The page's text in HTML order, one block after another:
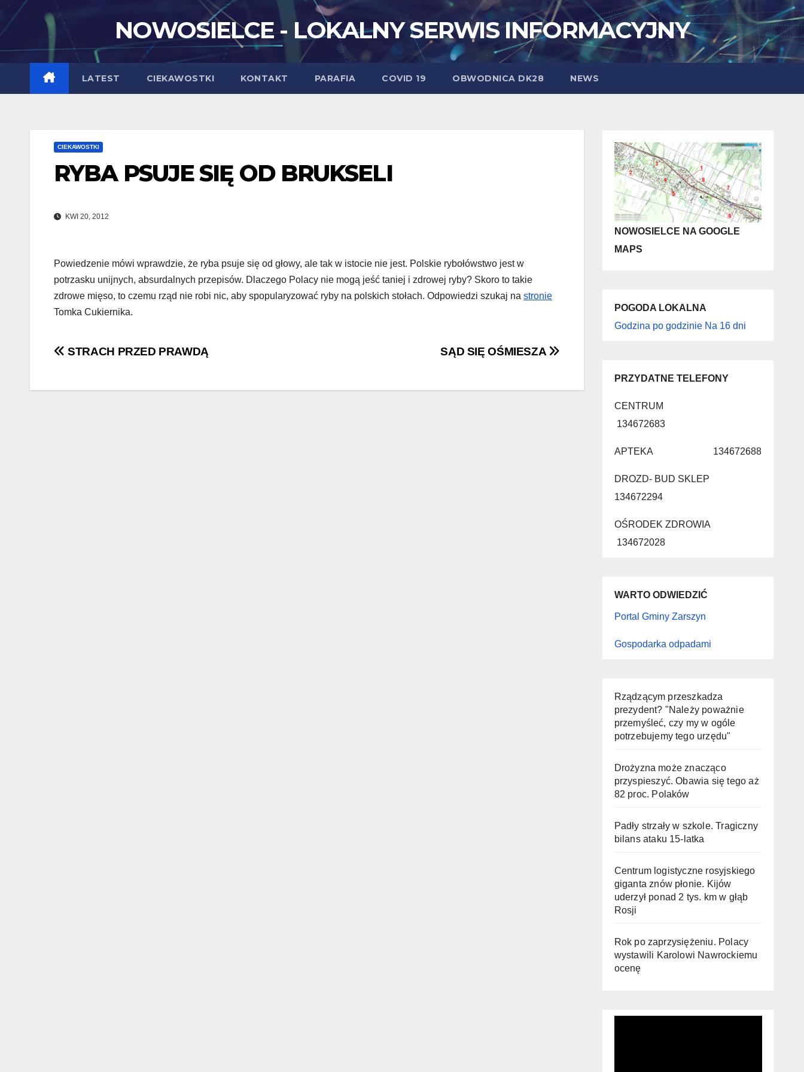
Skip
to
NOWOSIELCE - LOKALNY SERWIS INFORMACYJNY
LATEST CIEKAWOSTKI KONTAKT PARAFIA COVID 19 OBWODNICA DK28 NEWS
CIEKAWOSTKI
RYBA PSUJE SIĘ OD BRUKSELI
KWI 20, 2012
Powiedzenie mówi wprawdzie, że ryba psuje się od głowy, ale tak w istocie nie jest. Polskie rybołówstwo jest w
potrzasku unijnych, absurdalnych przepisów. Dlaczego Polacy nie mogą jeść taniej i zdrowej ryby? Skoro to takie
zdrowe mięso, to czemu rząd nie robi nic, aby spopularyzować ryby na polskich stołach. Odpowiedzi szukaj na stronie
Tomka Cukiernika.
Nawigacja
SĄD SIĘ OŚMIESZA
STRACH PRZED PRAWDĄ
NOWOSIELCE NA GOOGLE
MAPS
POGODA LOKALNA
Godzina po godzinie Na 16 dni
PRZYDATNE TELEFONY
CENTRUM
134672683
APTEKA 134672688
DROZD- BUD SKLEP
134672294
OŚRODEK ZDROWIA
134672028
WARTO ODWIEDZIĆ
Portal Gminy Zarszyn
Gospodarka odpadami
Rządzącym przeszkadza
prezydent? "Należy poważnie
przemyśleć, czy my w ogóle
potrzebujemy tego urzędu"
Drożyzna może znacząco
przyspieszyć. Obawia się tego aż
82 proc. Polaków
Padły strzały w szkole. Tragiczny
bilans ataku 15-latka
Centrum logistyczne rosyjskiego
giganta znów płonie. Kijów
uderzył ponad 2 tys. km w głąb
Rosji
Rok po zaprzysiężeniu. Polacy
wystawili Karolowi Nawrockiemu
ocenę